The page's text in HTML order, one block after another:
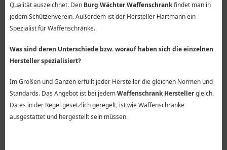
Qualität auszeichnet. Den Burg Wächter Waffenschrankfindet man in
jedem Schützenverein. Außerdem ist der Hersteller Hartmann ein
Spezialist für Waffenschränke.
Was sind deren Unterschiede bzw. worauf haben sich die einzelnen
Hersteller spezialisiert?
Im Großen und Ganzen erfüllt jeder Hersteller die gleichen Normen und
Standards. Das Angebot ist bei jedemWaffenschrank Herstellergleich.
Da es in der Regel gesetzlich geregelt, ist wie Waffenschränke
ausgestattet und hergestellt sein müssen.